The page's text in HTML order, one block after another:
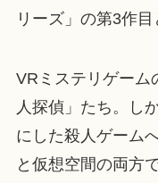
リーズ」の第3作目
VRミステリゲーム
人探偵」たち。し
にした殺人ゲーム
と仮想空間の両方